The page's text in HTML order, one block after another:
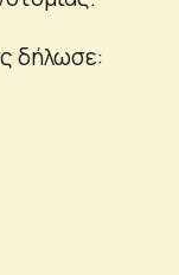
δήλωσε: